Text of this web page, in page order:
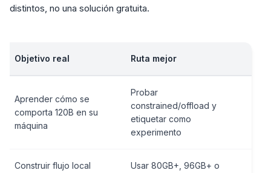
distintos, no una solución gratuita.
Objetivo real Ruta mejor
Aprender cómo se
comporta 120B en su
máquina
Probar
constrained/offload y
etiquetar como
experimento
Construir flujo local
Usar 80GB+, 96GB+ o